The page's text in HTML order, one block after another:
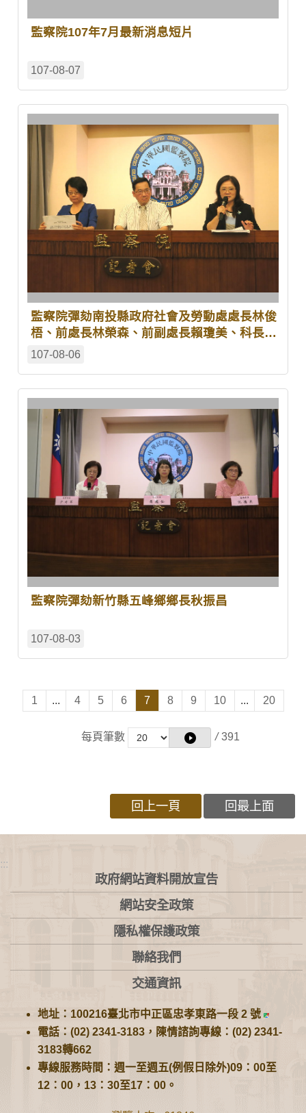
監察院107年7月最新消息短片
107-08-07
監察院彈劾南投縣政府社會及勞動處處長林俊
梧、前處長林榮森、前副處長賴瓊美、科長王
基祥、辦事員劉佳萍、臺灣臺中地方法院少年
雪
107-08-06
監察院彈劾新竹縣五峰鄉鄉長秋振昌
107-08-03
1 ... 4 5 6 7 8 9 10 ... 20
每頁筆數 / 391
回上一頁 回最上面
:::
政府網站資料開放宣告
網站安全政策
隱私權保護政策
聯絡我們
交通資訊
地址：100216臺北市中正區忠孝東路一段 2 號
電話：(02) 2341-3183，陳情諮詢專線：(02) 2341-
3183轉662
專線服務時間：週一至週五(例假日除外)09：00至
12：00，13：30至17：00。